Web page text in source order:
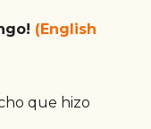
(English
que hizo